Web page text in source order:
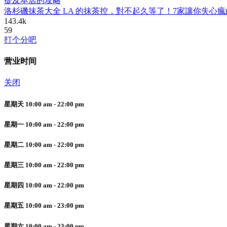
洛杉磯抹茶大全 LA 的抹茶控，對不起久等了！7家讓你失心
143.4k
59
打个分吧
营业时间
关闭
星期天 10:00 am - 22:00 pm
星期一 10:00 am - 22:00 pm
星期二 10:00 am - 22:00 pm
星期三 10:00 am - 22:00 pm
星期四 10:00 am - 22:00 pm
星期五 10:00 am - 23:00 pm